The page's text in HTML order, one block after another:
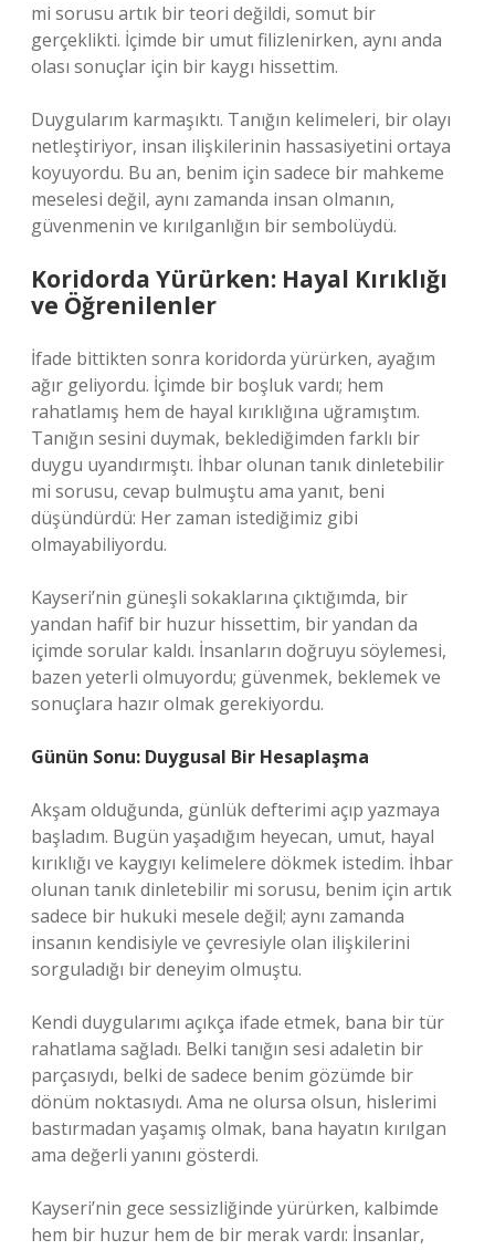
mi sorusu artık bir teori değildi, somut bir
gerçeklikti. İçimde bir umut filizlenirken, aynı anda
olası sonuçlar için bir kaygı hissettim.
Duygularım karmaşıktı. Tanığın kelimeleri, bir olayı
netleştiriyor, insan ilişkilerinin hassasiyetini ortaya
koyuyordu. Bu an, benim için sadece bir mahkeme
meselesi değil, aynı zamanda insan olmanın,
güvenmenin ve kırılganlığın bir sembolüydü.
Koridorda Yürürken: Hayal Kırıklığı
ve Öğrenilenler
İfade bittikten sonra koridorda yürürken, ayağım
ağır geliyordu. İçimde bir boşluk vardı; hem
rahatlamış hem de hayal kırıklığına uğramıştım.
Tanığın sesini duymak, beklediğimden farklı bir
duygu uyandırmıştı. İhbar olunan tanık dinletebilir
mi sorusu, cevap bulmuştu ama yanıt, beni
düşündürdü: Her zaman istediğimiz gibi
olmayabiliyordu.
Kayseri’nin güneşli sokaklarına çıktığımda, bir
yandan hafif bir huzur hissettim, bir yandan da
içimde sorular kaldı. İnsanların doğruyu söylemesi,
bazen yeterli olmuyordu; güvenmek, beklemek ve
sonuçlara hazır olmak gerekiyordu.
Günün Sonu: Duygusal Bir Hesaplaşma
Akşam olduğunda, günlük defterimi açıp yazmaya
başladım. Bugün yaşadığım heyecan, umut, hayal
kırıklığı ve kaygıyı kelimelere dökmek istedim. İhbar
olunan tanık dinletebilir mi sorusu, benim için artık
sadece bir hukuki mesele değil; aynı zamanda
insanın kendisiyle ve çevresiyle olan ilişkilerini
sorguladığı bir deneyim olmuştu.
Kendi duygularımı açıkça ifade etmek, bana bir tür
rahatlama sağladı. Belki tanığın sesi adaletin bir
parçasıydı, belki de sadece benim gözümde bir
dönüm noktasıydı. Ama ne olursa olsun, hislerimi
bastırmadan yaşamış olmak, bana hayatın kırılgan
ama değerli yanını gösterdi.
Kayseri’nin gece sessizliğinde yürürken, kalbimde
hem bir huzur hem de bir merak vardı: İnsanlar,